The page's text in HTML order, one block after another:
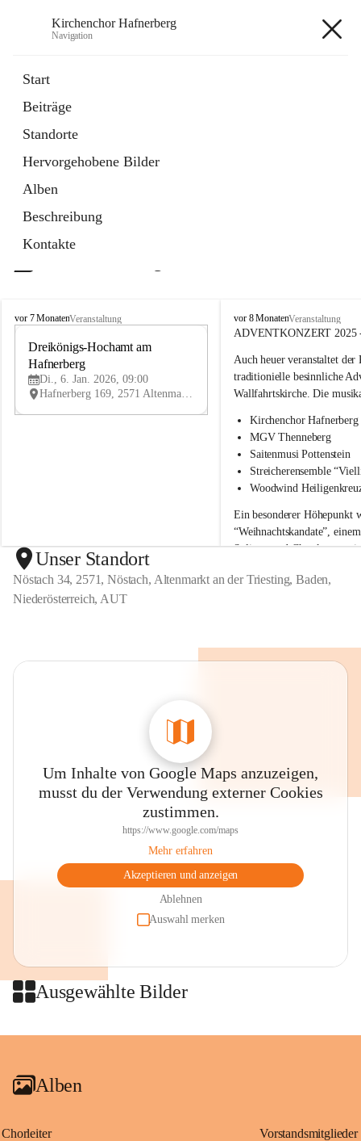
Kirchenchor Hafnerberg
Navigation
Start
Beiträge
Standorte
Hervorgehobene Bilder
Alben
Beschreibung
Kontakte
Externe Webseite
in
Tab
K
r
b
e
r
vor 7 MonatenVeranstaltung
Dreikönigs-Hochamt am
Hafnerberg
Di., 6. Jan. 2026, 09:00
Hafnerberg 169, 2571 Altenmarkt an der Triesting, AUT
K
i
c
h
e
c
h
o
a
f
n
r
e
vor 8 MonatenVeranstaltung
ADVENTKONZERT 2025
Auch heuer veranstaltet
traditionielle besinnliche
Wallfahrtskirche. Die
Kirchenchor Hafnerberg
MGV Thenneberg
Saitenmusi Pottenstein
Streicherensemble
Woodwind
Ein besonderer Höhepunkt
“Weihnachtskandate”,
Solisten und Chor
Versäumen Sie dieses
Unser Standort
Nöstach 34, 2571, Nöstach, Altenmarkt an der Triesting, Baden,
Niederösterreich, AUT
Um Inhalte von Google Maps anzuzeigen,
musst du der Verwendung externer Cookies
zustimmen.
https://www.google.com/maps
Mehr erfahren
Akzeptieren und anzeigen
Ablehnen
Auswahl merken
Ausgewählte Bilder
+2
Alben
Chorleiter Vorstandsmitglieder